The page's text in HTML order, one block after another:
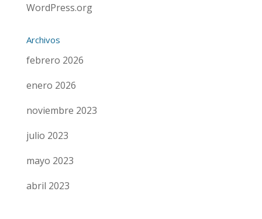
WordPress.org
Archivos
febrero 2026
enero 2026
noviembre 2023
julio 2023
mayo 2023
abril 2023